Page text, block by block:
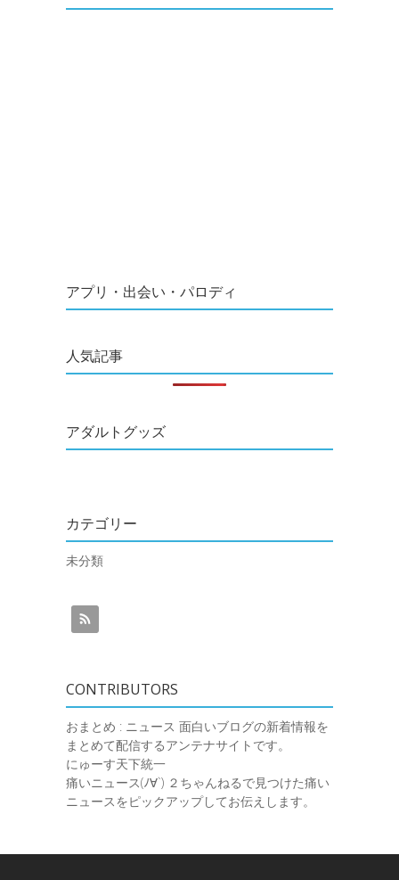
アプリ・出会い・パロディ
人気記事
アダルトグッズ
カテゴリー
未分類
CONTRIBUTORS
おまとめ : ニュース 面白いブログの新着情報を
まとめて配信するアンテナサイトです。
にゅーす天下統一
痛いニュース(ﾉ∀`) ２ちゃんねるで見つけた痛い
ニュースをピックアップしてお伝えします。